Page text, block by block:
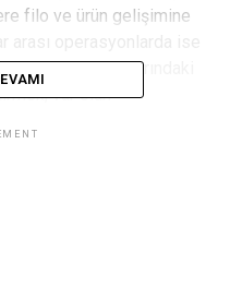
filo ve ürün gelişimine
Batı Asya pazarlarındaki
var olan